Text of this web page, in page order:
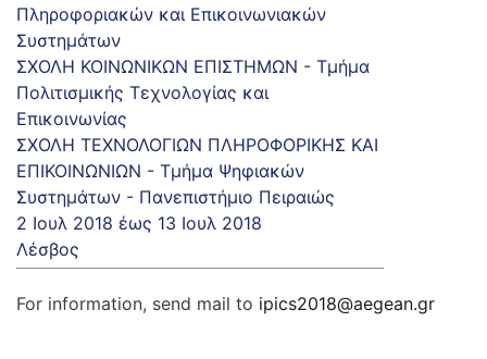
Πληροφοριακών και Επικοινωνιακών
Συστημάτων
ΣΧΟΛΗ ΚΟΙΝΩΝΙΚΩΝ ΕΠΙΣΤΗΜΩΝ - Τμήμα
Πολιτισμικής Τεχνολογίας και
Επικοινωνίας
ΣΧΟΛΗ ΤΕΧΝΟΛΟΓΙΩΝ ΠΛΗΡΟΦΟΡΙΚΗΣ ΚΑΙ
ΕΠΙΚΟΙΝΩΝΙΩΝ - Τμήμα Ψηφιακών
Συστημάτων - Πανεπιστήμιο Πειραιώς
2 Ιουλ 2018 έως 13 Ιουλ 2018
Λέσβος
For information, send mail to ipics2018@aegean.gr